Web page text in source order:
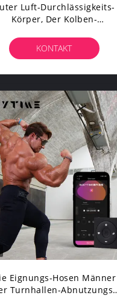
Luft-Durchlässigkeits-
Körper, Der Kolben-
Der Kurzen Hosen
SML Abnimmt
KONTAKT
Eignungs-Hosen Männer
Turnhallen-Abnutzungs-